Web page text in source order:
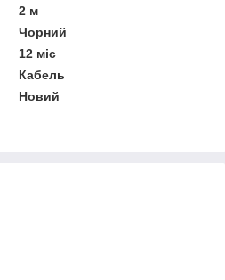
2 м
Чорний
12 міс
Кабель
Новий